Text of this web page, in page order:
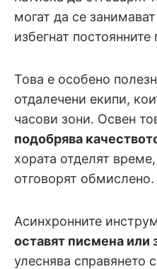
могат да се
избегнат
Това е особено
отдалечени екипи,
часови зони. Освен
подобрява
хората отделят
отговорят обмислено.
Асинхронните
оставят писмена или
улеснява справянето